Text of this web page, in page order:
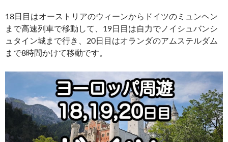
18日目はオーストリアのウィーンからドイツのミュンヘン
まで高速列車で移動して、19日目は自力でノイシュバンシ
ュタイン城まで行き、20日目はオランダのアムステルダム
まで8時間かけて移動です。